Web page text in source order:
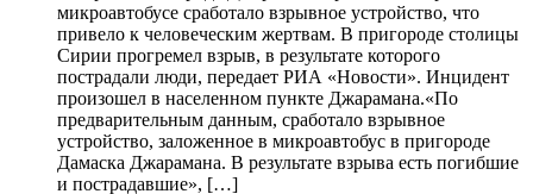
микроавтобусе сработало взрывное устройство, что
привело к человеческим жертвам. В пригороде столицы
Сирии прогремел взрыв, в результате которого
пострадали люди, передает РИА «Новости». Инцидент
произошел в населенном пункте Джарамана.«По
предварительным данным, сработало взрывное
устройство, заложенное в микроавтобус в пригороде
Дамаска Джарамана. В результате взрыва есть погибшие
и пострадавшие», […]